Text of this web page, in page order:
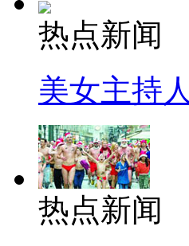
热点新闻
美女主持
热点新闻